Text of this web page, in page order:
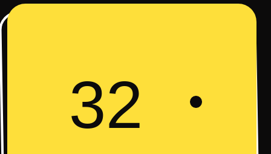
32